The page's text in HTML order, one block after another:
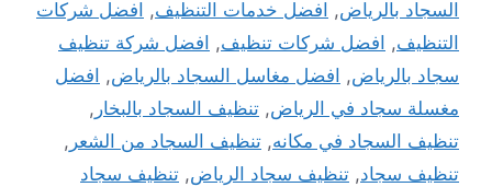
السجاد بالرياض, افضل خدمات التنظيف, افضل شركات
التنظيف, افضل شركات تنظيف, افضل شركة تنظيف
سجاد بالرياض, افضل مغاسل السجاد بالرياض, افضل
مغسلة سجاد في الرياض, تنظيف السجاد بالبخار ,
تنظيف السجاد في مكانه, تنظيف السجاد من الشعر ,
تنظيف سجاد, تنظيف سجاد الرياض, تنظيف سجاد